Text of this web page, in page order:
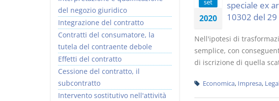
set
2020
speciale ex
10302 del
Nell'ipotesi di
semplice, con
di iscrizione di quella
Economica, Impresa,
del negozio giuridico
Integrazione del contratto
Contratti del consumatore, la
tutela del contraente debole
Effetti del contratto
Cessione del contratto, il
subcontratto
Intervento sostitutivo nell'attività